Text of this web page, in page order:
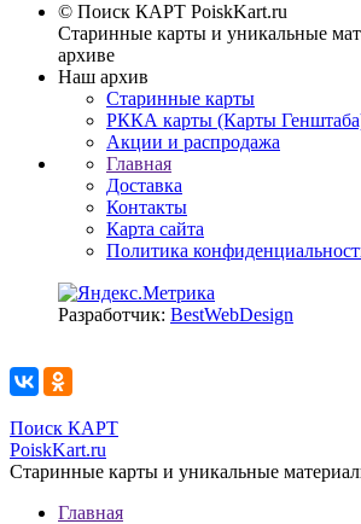
© Поиск КАРТ PoiskKart.ru
Старинные карты и уникальные
архиве
Наш архив
Старинные карты
РККА карты (Карты
Акции и распродажа
Главная
Доставка
Контакты
Карта сайта
Политика
Разработчик: BestWebDesign
Поиск КАРТ
PoiskKart.ru
Старинные карты и уникальные
Главная